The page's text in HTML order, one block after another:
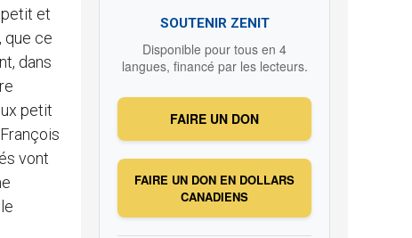
petit et
que ce
dans
petit
vont
SOUTENIR ZENIT
Disponible pour tous en 4
langues, financé par les lecteurs.
FAIRE UN DON
FAIRE UN DON EN DOLLARS
CANADIENS